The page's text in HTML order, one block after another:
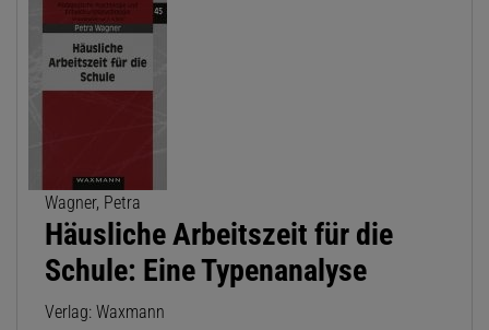
Wagner, Petra
Häusliche Arbeitszeit für die
Schule: Eine Typenanalyse
Verlag: Waxmann